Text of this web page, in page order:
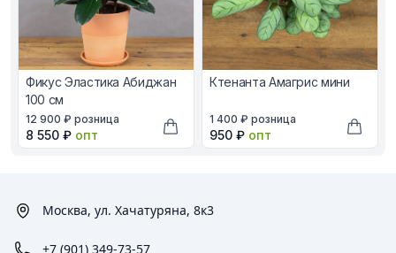
Фикус Эластика Абиджан
100 см
В наличии, цена в рублях
12 900 ₽ розница
Оптовая цена в рублях
8 550 ₽ опт
Добавить в корзину
Ктенанта Амагрис мини
В наличии, цена в рублях
1 400 ₽ розница
Оптовая цена в рублях
950 ₽ опт
Москва, ул. Хачатуряна, 8к3
+7 (901) 349-73-57